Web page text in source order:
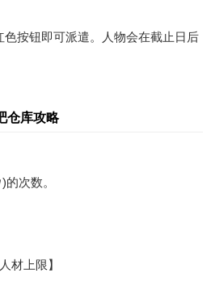
按钮即可派遣。人物会在截止日后
仓库攻略
次数。
材上限】